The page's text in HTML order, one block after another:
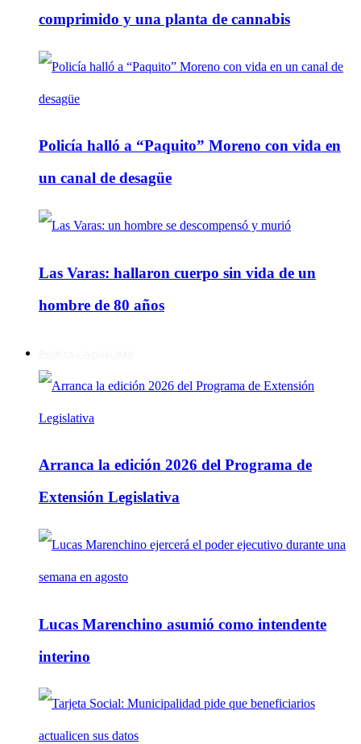
comprimido y una planta de cannabis
Policía halló a “Paquito” Moreno con vida en
un canal de desagüe
Las Varas: hallaron cuerpo sin vida de un
hombre de 80 años
Arranca la edición 2026 del Programa de
Extensión Legislativa
Lucas Marenchino asumió como intendente
interino